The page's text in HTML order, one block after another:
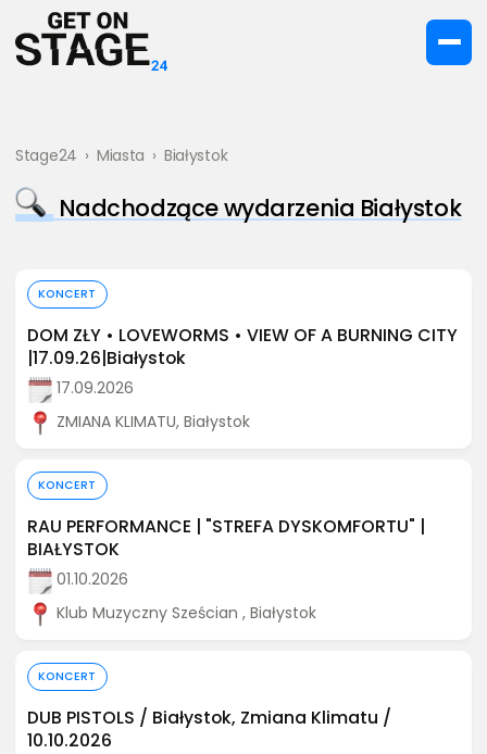
Stage24 › Miasta › Białystok
Nadchodzące wydarzenia Białystok
KONCERT
DOM ZŁY • LOVEWORMS • VIEW OF A BURNING CITY
|17.09.26|Białystok
17.09.2026
ZMIANA KLIMATU, Białystok
KONCERT
RAU PERFORMANCE | "STREFA DYSKOMFORTU" |
BIAŁYSTOK
01.10.2026
Klub Muzyczny Sześcian , Białystok
KONCERT
DUB PISTOLS / Białystok, Zmiana Klimatu /
10.10.2026